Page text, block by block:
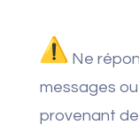
Ne
messages
provenant